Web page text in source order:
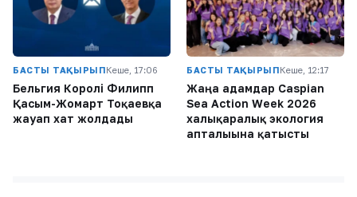
БАСТЫ ТАҚЫРЫПКеше, 17:06
Бельгия Королі Филипп
Қасым-Жомарт Тоқаевқа
жауап хат жолдады
БАСТЫ ТАҚЫРЫПКеше, 12:17
Жаңа адамдар Caspian
Sea Action Week 2026
халықаралық экология
апталығына қатысты